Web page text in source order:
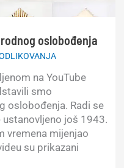
oslobođenja
na YouTube
smo
oslobođenja. Radi se
još 1943.
vremena mijenjao
su prikazani